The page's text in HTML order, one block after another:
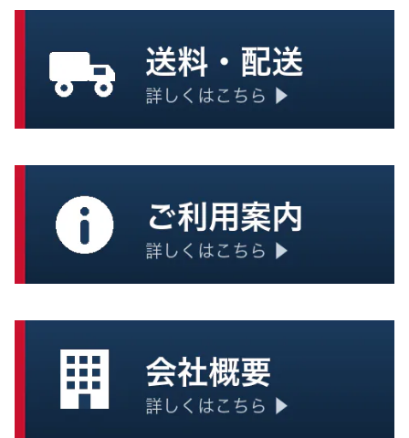
浄水・給水
炊き出し
一般調理器具
おかず